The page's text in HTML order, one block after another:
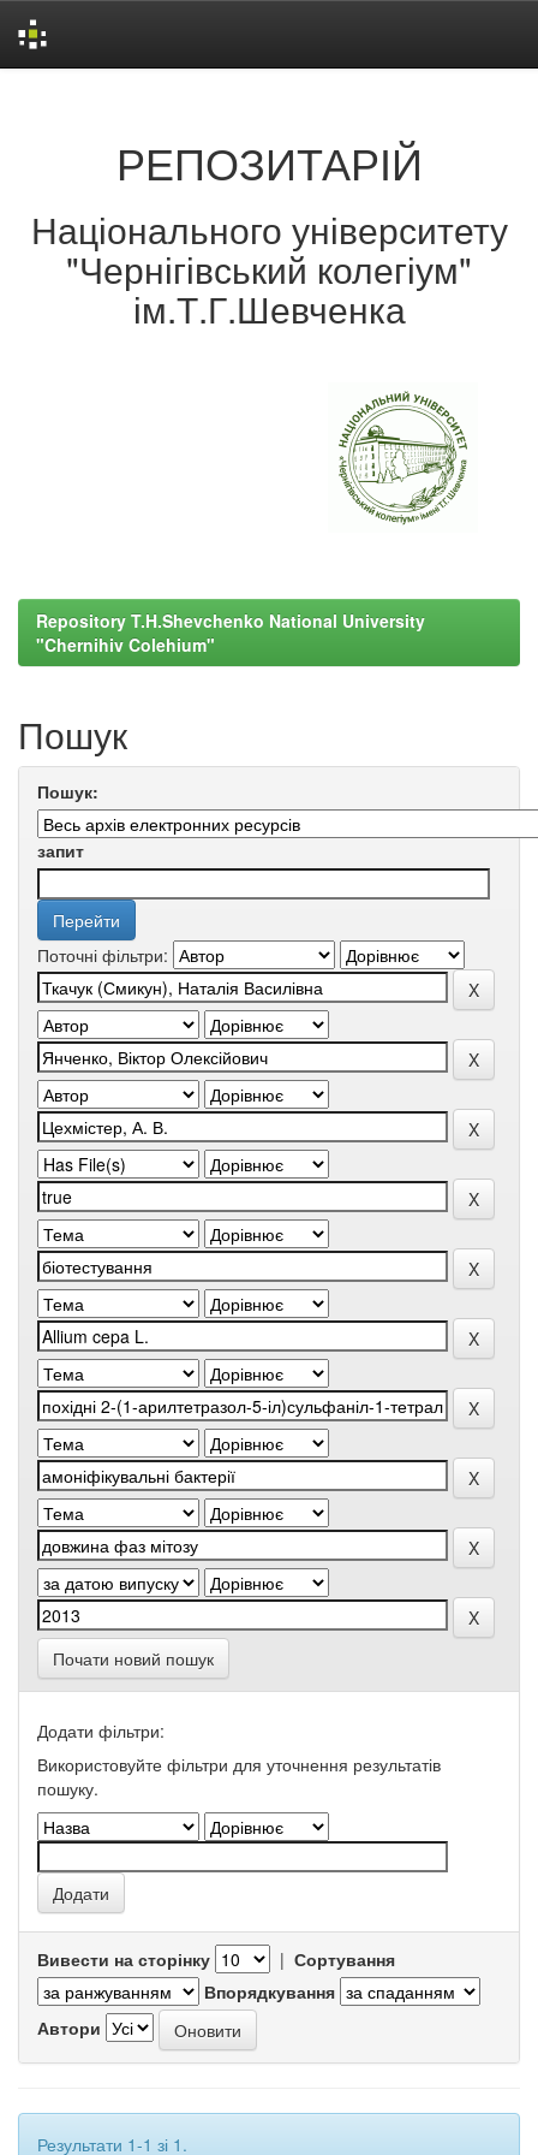
РЕПОЗИТАРІЙ
Національного університету
"Чернігівський колегіум"
ім.Т.Г.Шевченка
Repository T.H.Shevchenko National University
"Chernihiv Colehium"
Пошук
Пошук:
запит
Поточні фільтри:
Почати новий пошук
Додати фільтри:
Використовуйте фільтри для уточнення результатів
пошуку.
Вивести на сторінку | Сортування
Впорядкування
Автори
Результати 1-1 зі 1.